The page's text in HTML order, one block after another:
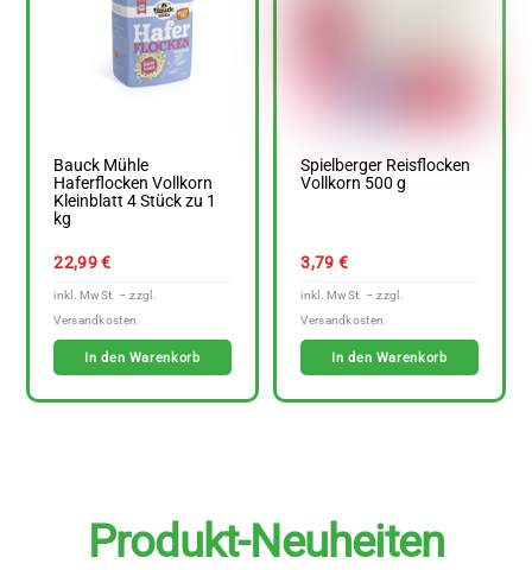
Bauck Mühle
Haferflocken Vollkorn
Kleinblatt 4 Stück zu 1
kg
22,99€
In den Warenkorb
Spielberger Reisflocken
Vollkorn 500 g
3,79 €
In den Warenkorb
Produkt-Neuheiten